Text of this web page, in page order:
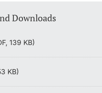
Downloads
139 KB)
KB)